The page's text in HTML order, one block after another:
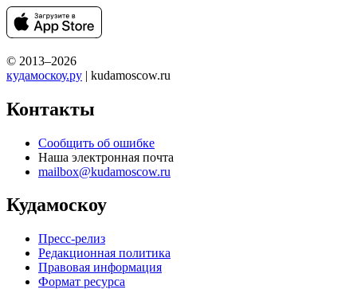
© 2013–2026
кудамоскоу.ру | kudamoscow.ru
Контакты
Сообщить об ошибке
Наша электронная почта
mailbox@kudamoscow.ru
Кудамоскоу
Пресс-релиз
Редакционная политика
Правовая информация
Формат ресурса